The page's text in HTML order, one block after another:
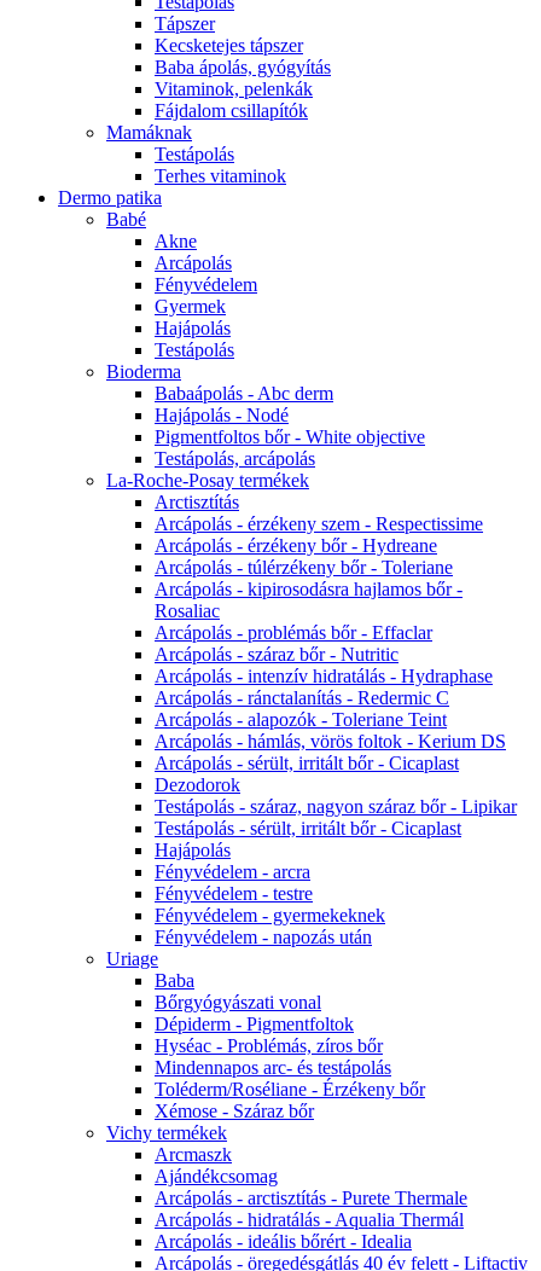
Tápszer
Kecsketejes tápszer
Baba ápolás, gyógyítás
Vitaminok, pelenkák
Fájdalom csillapítók
Mamáknak
Testápolás
Terhes vitaminok
Dermo patika
Babé
Akne
Arcápolás
Fényvédelem
Gyermek
Hajápolás
Testápolás
Bioderma
Babaápolás - Abc derm
Hajápolás - Nodé
Pigmentfoltos bőr - White objective
Testápolás, arcápolás
La-Roche-Posay termékek
Arctisztítás
Arcápolás - érzékeny szem - Respectissime
Arcápolás - érzékeny bőr - Hydreane
Arcápolás - túlérzékeny bőr - Toleriane
Arcápolás - kipirosodásra hajlamos bőr -
Rosaliac
Arcápolás - problémás bőr - Effaclar
Arcápolás - száraz bőr - Nutritic
Arcápolás - intenzív hidratálás - Hydraphase
Arcápolás - ránctalanítás - Redermic C
Arcápolás - alapozók - Toleriane Teint
Arcápolás - hámlás, vörös foltok - Kerium DS
Arcápolás - sérült, irritált bőr - Cicaplast
Dezodorok
Testápolás - száraz, nagyon száraz bőr - Lipikar
Testápolás - sérült, irritált bőr - Cicaplast
Hajápolás
Fényvédelem - arcra
Fényvédelem - testre
Fényvédelem - gyermekeknek
Fényvédelem - napozás után
Uriage
Baba
Bőrgyógyászati vonal
Dépiderm - Pigmentfoltok
Hyséac - Problémás, zíros bőr
Mindennapos arc- és testápolás
Toléderm/Roséliane - Érzékeny bőr
Xémose - Száraz bőr
Vichy termékek
Arcmaszk
Ajándékcsomag
Arcápolás - arctisztítás - Purete Thermale
Arcápolás - hidratálás - Aqualia Thermál
Arcápolás - ideális bőrért - Idealia
Arcápolás - öregedésgátlás 40 év felett - Liftactiv